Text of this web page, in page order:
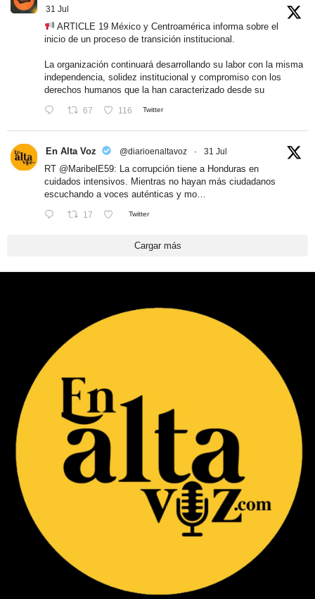
31 Jul
ARTICLE 19 México y Centroamérica informa sobre el
inicio de un proceso de transición institucional.
La organización continuará desarrollando su labor con la misma
independencia, solidez institucional y compromiso con los
derechos humanos que la han caracterizado desde su
67 116 Twitter
En Alta Voz @diarioenaltavoz · 31 Jul
RT @MaribelE59: La corrupción tiene a Honduras en
cuidados intensivos. Mientras no hayan más ciudadanos
escuchando a voces auténticas y mo…
17 Twitter
Cargar más